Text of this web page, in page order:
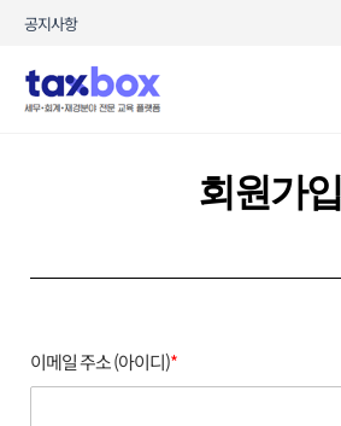
콘텐츠로
공지사항
회원가입
이메일 주소 (아이디)*